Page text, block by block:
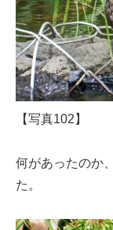
【写真102】
何があったのか
た。